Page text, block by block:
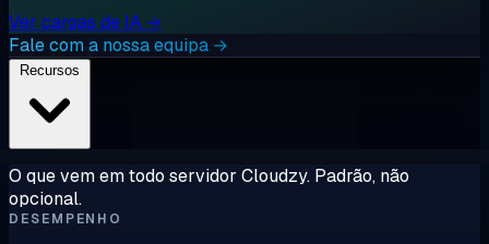
Ver cargas de IA →
Fale com a nossa equipa →
O que vem em todo servidor Cloudzy. Padrão, não
opcional.
DESEMPENHO